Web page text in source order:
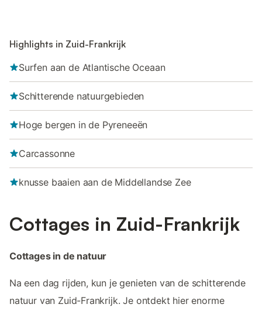
Highlights in Zuid-Frankrijk
Surfen aan de Atlantische Oceaan
Schitterende natuurgebieden
Hoge bergen in de Pyreneeën
Carcassonne
knusse baaien aan de Middellandse Zee
Cottages in Zuid-Frankrijk
Cottages in de natuur
Na een dag rijden, kun je genieten van de schitterende
natuur van Zuid-Frankrijk. Je ontdekt hier enorme